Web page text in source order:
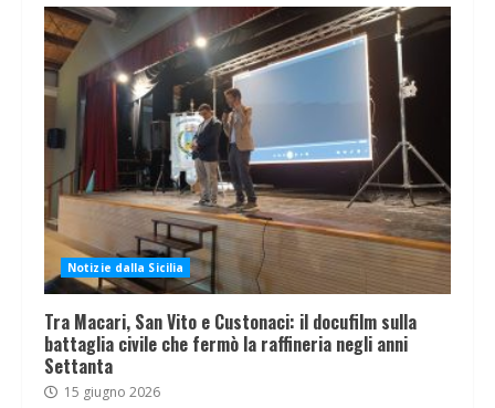
Notizie dalla Sicilia
Tra Macari, San Vito e Custonaci: il docufilm sulla
battaglia civile che fermò la raffineria negli anni
Settanta
15 giugno 2026